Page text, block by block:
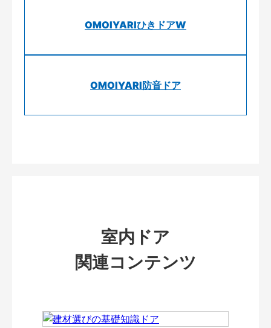
OMOIYARIひきドアW
OMOIYARI防音ドア
室内ドア
関連コンテンツ